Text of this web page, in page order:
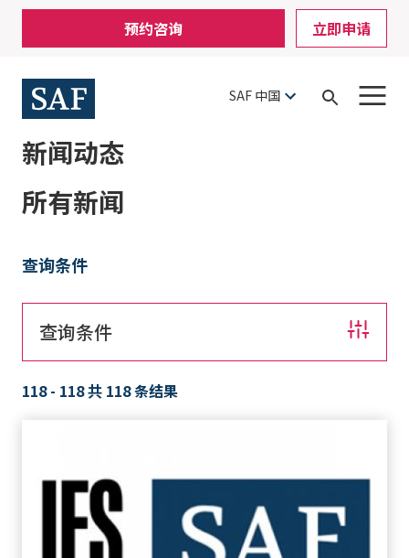
Skip
main
content
Utility
Menu
预约咨询 立即申请
SAF 中国
Open
新闻动态
所有新闻
查询条件
查询条件
118 - 118 共 118 条结果